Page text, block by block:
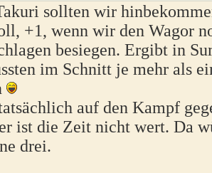
sollten wir
+1, wenn wir den Wagor
besiegen. Ergibt in
im Schnitt je mehr als
auf den Kampf
ist die Zeit nicht wert. Da
drei.